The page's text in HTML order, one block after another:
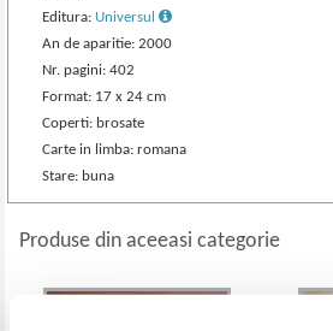
Editura: Universul
An de aparitie: 2000
Nr. pagini: 402
Format: 17 x 24 cm
Coperti: brosate
Carte in limba: romana
Stare: buna
Produse din aceeasi categorie